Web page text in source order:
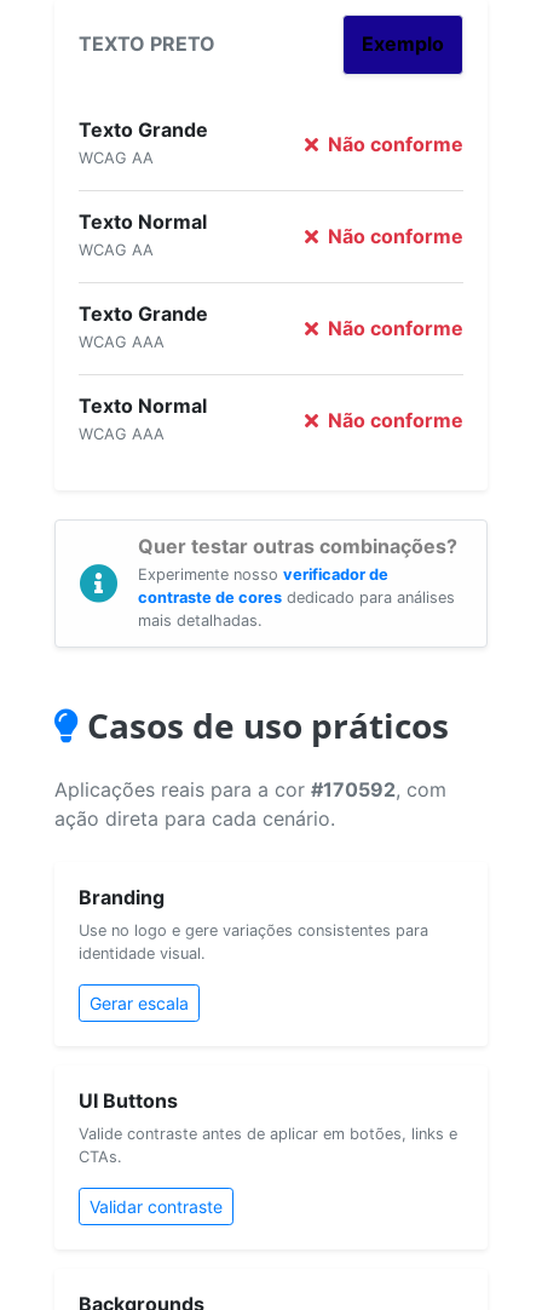
TEXTO PRETO Exemplo
Texto Grande
WCAG AA
Não conforme
Texto Normal
WCAG AA
Não conforme
Texto Grande
WCAG AAA
Não conforme
Texto Normal
WCAG AAA
Não conforme
Quer testar outras combinações?
Experimente nosso verificador de
contraste de cores dedicado para análises
mais detalhadas.
Casos de uso práticos
Aplicações reais para a cor #170592, com
ação direta para cada cenário.
Branding
Use no logo e gere variações consistentes para
identidade visual.
Gerar escala
UI Buttons
Valide contraste antes de aplicar em botões, links e
CTAs.
Validar contraste
Backgrounds